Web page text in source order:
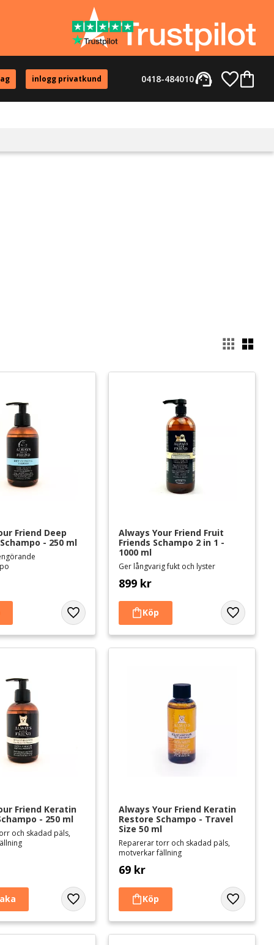
inlogg privatkund support_agent
0418-484010
Friend Deep
- 250 ml
Lägg till i favoriter
Always Your Friend Fruit
Friends Schampo 2 in 1 -
1000 ml
Ger långvarig fukt och lyster
899 kr
Lägg till i
Friend Keratin
- 250 ml
och skadad päls,
Lägg till i favoriter
Always Your Friend Keratin
Restore Schampo - Travel
Size 50 ml
Reparerar torr och skadad päls,
motverkar fällning
69 kr
Lägg till i